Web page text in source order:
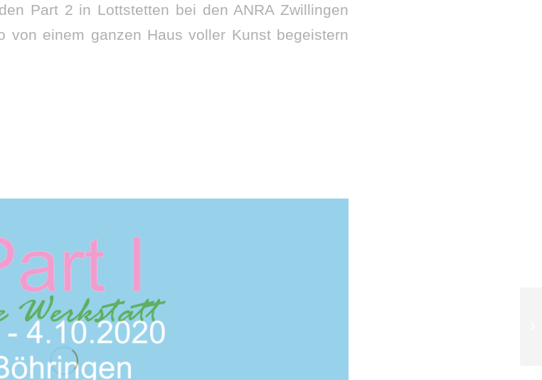
Part 2 in Lottstetten bei den ANRA Zwillingen
von einem ganzen Haus voller Kunst begeistern